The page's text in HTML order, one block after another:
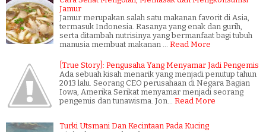
Jamur
Jamur merupakan salah satu makanan favorit di Asia,
termasuk Indonesia. Rasanya yang enak dan gurih,
serta ditambah nutrisinya yang bermanfaat bagi tubuh
manusia membuat makanan …
Read More
[True Story]: Pengusaha Yang Menyamar Jadi Pengemis
Ada sebuah kisah menarik yang menjadi penutup tahun
2013 lalu. Seorang CEO perusahaan di Negara Bagian
Iowa, Amerika Serikat menyamar menjadi seorang
pengemis dan tunawisma. Jon…
Read More
Turki Utsmani Dan Kecintaan Pada Kucing